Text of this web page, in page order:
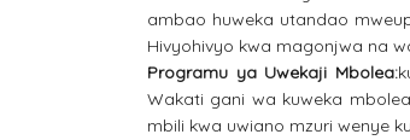
ambao huweka utandao
Hivyohivyo kwa magonjwa na
Programu ya Uwekaji Mbolea:
Wakati gani wa kuweka
mbili kwa uwiano mzuri wenye